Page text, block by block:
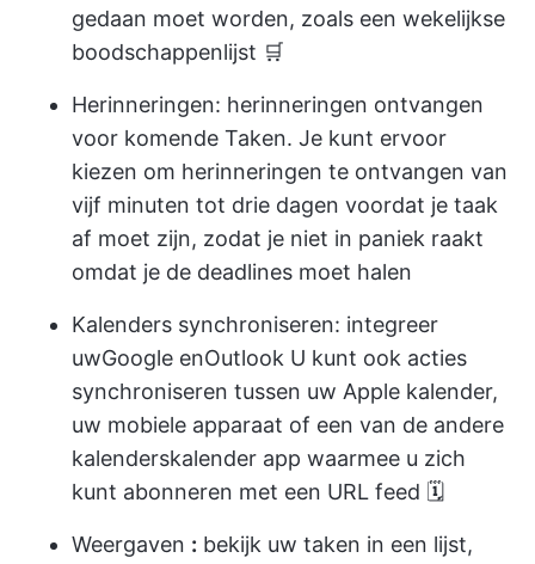
gedaan moet worden, zoals een wekelijkse
boodschappenlijst 🛒
Herinneringen: herinneringen ontvangen
voor komende Taken. Je kunt ervoor
kiezen om herinneringen te ontvangen van
vijf minuten tot drie dagen voordat je taak
af moet zijn, zodat je niet in paniek raakt
omdat je de deadlines moet halen
Kalenders synchroniseren: integreer
uwGoogle enOutlook U kunt ook acties
synchroniseren tussen uw Apple kalender,
uw mobiele apparaat of een van de andere
kalenderskalender app waarmee u zich
kunt abonneren met een URL feed 🗓
Weergaven : bekijk uw taken in een lijst,